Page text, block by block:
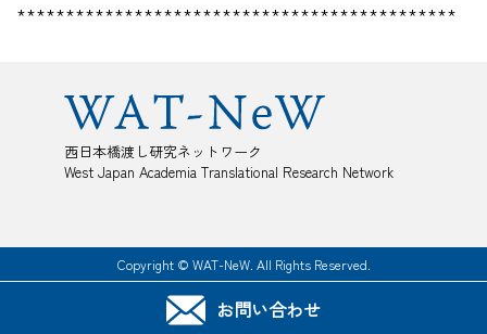
*********************************************
西日本橋渡し研究ネットワーク
West Japan Academia Translational Research Network
Copyright © WAT-NeW. All Rights Reserved.
お問い合わせ